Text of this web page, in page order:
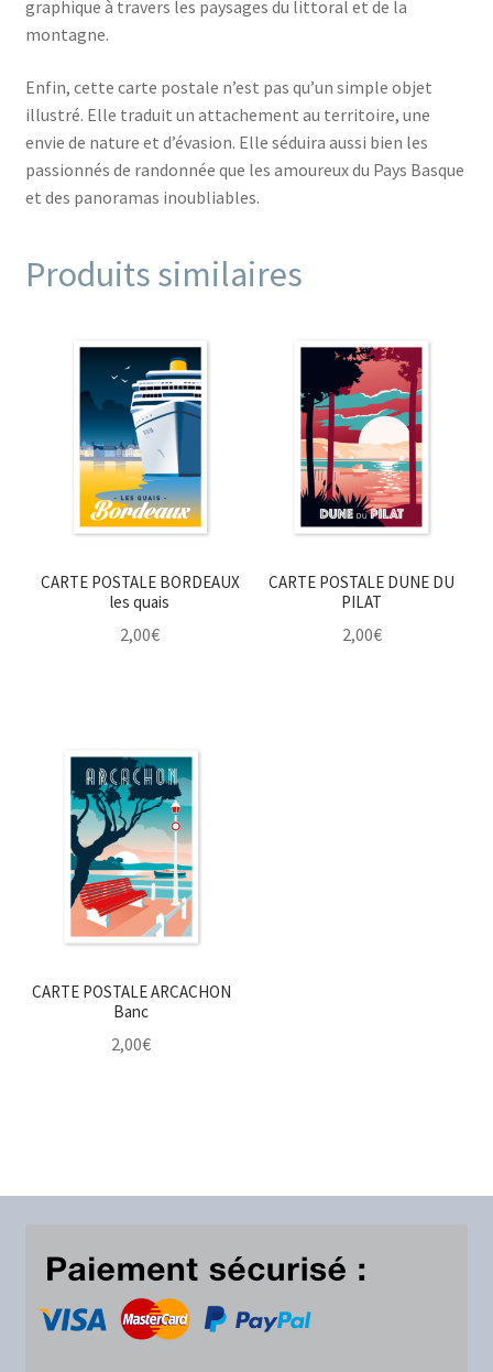
graphique à travers les paysages du littoral et de la
montagne.
Enfin, cette carte postale n’est pas qu’un simple objet
illustré. Elle traduit un attachement au territoire, une
envie de nature et d’évasion. Elle séduira aussi bien les
passionnés de randonnée que les amoureux du Pays Basque
et des panoramas inoubliables.
Produits similaires
CARTE POSTALE BORDEAUX
les quais
2,00€
CARTE POSTALE DUNE DU
PILAT
2,00€
CARTE POSTALE ARCACHON
Banc
2,00€